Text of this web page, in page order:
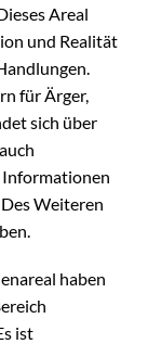
Areal
und Realität
für Ärger,
sich über
Informationen
Weiteren
haben
ist